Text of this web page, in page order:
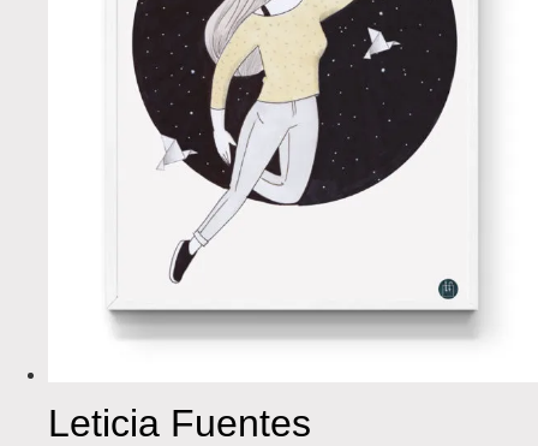
Leticia Fuentes